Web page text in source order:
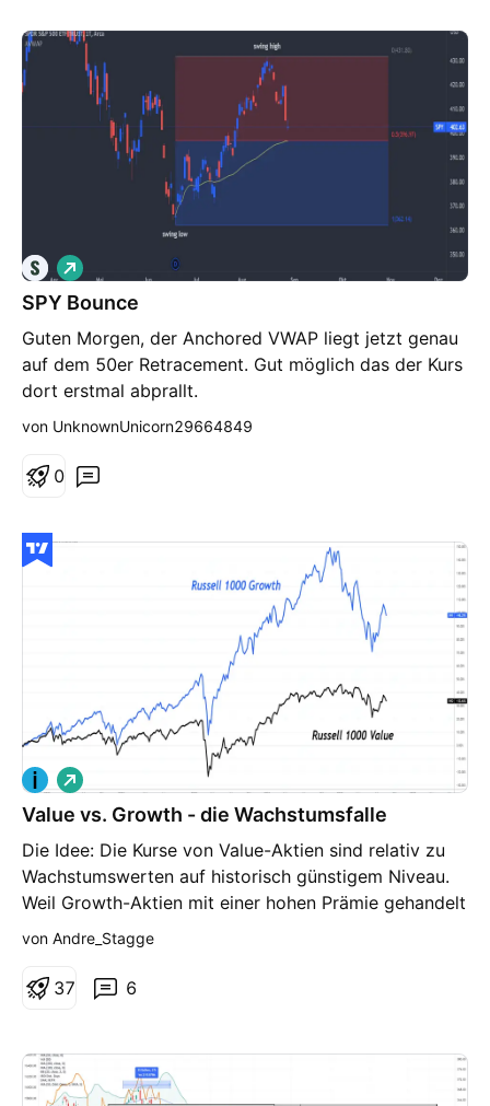
SPY Bounce
Guten Morgen, der Anchored VWAP liegt jetzt genau
auf dem 50er Retracement. Gut möglich das der Kurs
dort erstmal abprallt.
L
o
n
von UnknownUnicorn29664849
0
Value vs. Growth - die Wachstumsfalle
Die Idee: Die Kurse von Value-Aktien sind relativ zu
Wachstumswerten auf historisch günstigem Niveau.
Weil Growth-Aktien mit einer hohen Prämie gehandelt
werden, kann es sinnvoll sein, langfristig in Value-
Aktien zu investieren um nicht in die Wachstumsfalle
zu geraten. In den letzten 14 Jahren performten
Value-Aktien (gemessen anhand des Russell 1000
(Russell 1000 Growth Index). Diese Entwicklung
erreichte bereits im Jahr 2020 ein Niveau, ab dem
L
o
n
von Andre_Stagge
6
37